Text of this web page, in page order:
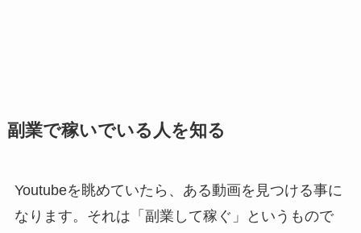
副業で稼いでいる人を知る
Youtubeを眺めていたら、ある動画を見つける事に
なります。それは「副業して稼ぐ」というもので